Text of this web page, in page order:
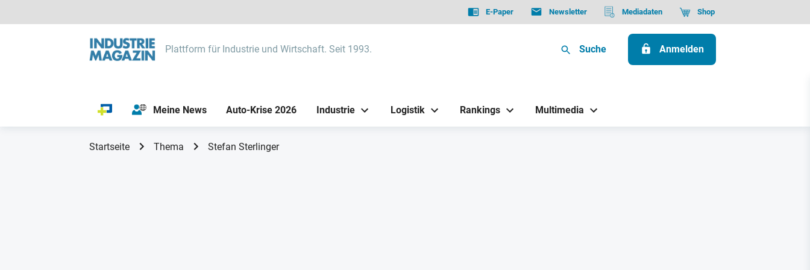
E-Paper Newsletter Mediadaten Shop
Plattform für Industrie und Wirtschaft. Seit 1993. Suche Anmelden
Meine News Auto-Krise 2026 Industrie Logistik Rankings Multimedia
Startseite Thema Stefan Sterlinger